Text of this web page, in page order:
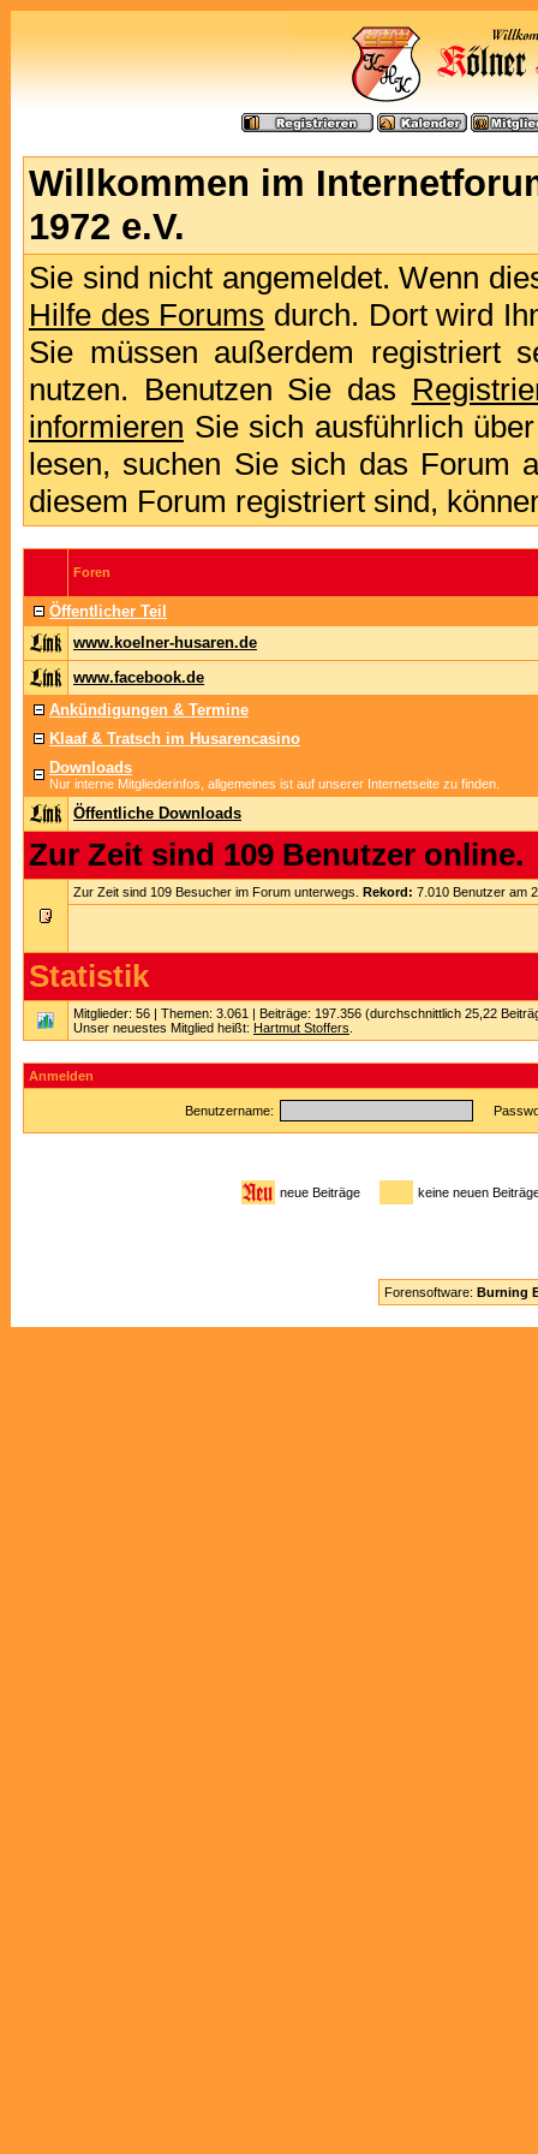
Willkommen im
1972 e.V.
Sie sind nicht angemeldet. Wenn
Hilfe des Forums durch. Dort wird
Sie müssen außerdem registriert
nutzen. Benutzen Sie das
informieren Sie sich ausführlich
lesen, suchen Sie sich das Forum
diesem Forum registriert sind,
Foren
Öffentlicher Teil
www.koelner-husaren.de
www.facebook.de
Ankündigungen & Termine
Klaaf & Tratsch im Husarencasino
Downloads
Nur interne Mitgliederinfos, allgemeines ist auf unserer Internetseite zu finden.
Öffentliche Downloads
Zur Zeit sind 109 Benutzer online.
Zur Zeit sind 109 Besucher im Forum unterwegs. Rekord: 7.010 Benutzer am
Statistik
Mitglieder: 56 | Themen: 3.061 | Beiträge: 197.356 (durchschnittlich 25,22
Unser neuestes Mitglied heißt: Hartmut Stoffers
Anmelden
Benutzername:
neue Beiträge keine neuen
Forensoftware: Burning